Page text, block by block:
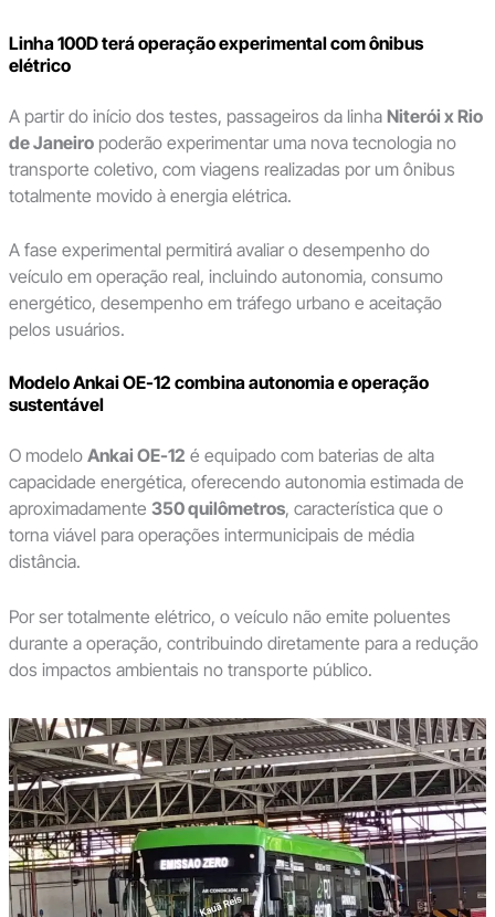
Linha 100D terá operação experimental com ônibus
elétrico
A partir do início dos testes, passageiros da linha Niterói x Rio
de Janeiropoderão experimentar uma nova tecnologia no
transporte coletivo, com viagens realizadas por um ônibus
totalmente movido à energia elétrica.
A fase experimental permitirá avaliar o desempenho do
veículo em operação real, incluindo autonomia, consumo
energético, desempenho em tráfego urbano e aceitação
pelos usuários.
Modelo Ankai OE-12 combina autonomia e operação
sustentável
O modelo Ankai OE-12 é equipado com baterias de alta
capacidade energética, oferecendo autonomia estimada de
aproximadamente 350 quilômetros, característica que o
torna viável para operações intermunicipais de média
distância.
Por ser totalmente elétrico, o veículo não emite poluentes
durante a operação, contribuindo diretamente para a redução
dos impactos ambientais no transporte público.